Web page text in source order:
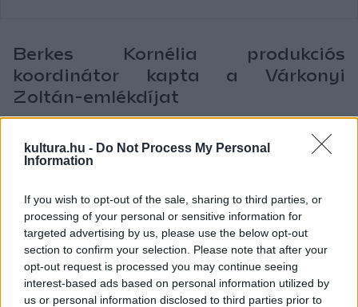
kultura.hu - Do Not Process My Personal
Information
If you wish to opt-out of the sale, sharing to third parties, or
processing of your personal or sensitive information for
targeted advertising by us, please use the below opt-out
section to confirm your selection. Please note that after your
opt-out request is processed you may continue seeing
interest-based ads based on personal information utilized by
us or personal information disclosed to third parties prior to
Berkes Kornélia produkciós
koordinátor kapta a Várkonyi
Zoltán-emlékdíjat
A Vígszínház egykori legendás igazgatója emlékét őrzi a
Várkonyi Zoltán-emlékdíj, amelyet özvegye, Szemere Vera
munkatársakat ismeri el a Vígszínház társulata, akik bár a
közönség számára láthatatlanok, munkájuk mégis
nélkülözhetetlen és megkerülhetetlenül fontos a színház
életében. A Várkonyi-díj 2026-os díjazottja Berkes Kornélia
produkciós koordinátor. A teátrum kitüntetett munkatársa